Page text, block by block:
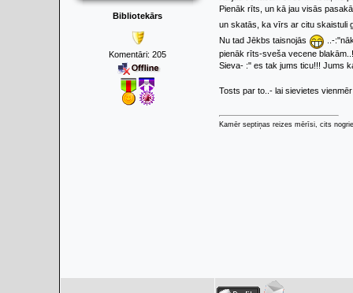
Bibliotekārs
Komentāri: 205
Pienāk rīts, un kā jau visās
un skatās, ka vīrs ar citu skaistuli
Nu tad Jēkbs taisnojās
..-
pienāk rīts-sveša vecene
Sieva- :" es tak jums ticu!!! Jums
Tosts par to..- lai sievietes
Kamēr septiņas reizes mērīsi, cits